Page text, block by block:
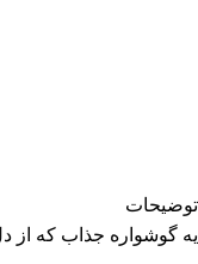
توضیحات
یه گوشواره جذاب که از